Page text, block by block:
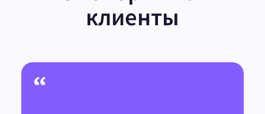
клиенты
“